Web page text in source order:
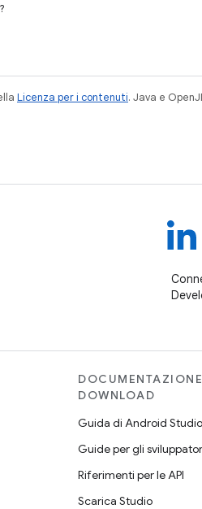
Licenza per i contenuti. Java e
DOWNLOAD
Guida di Android Studio
Guide per gli
Riferimenti per le API
Scarica Studio